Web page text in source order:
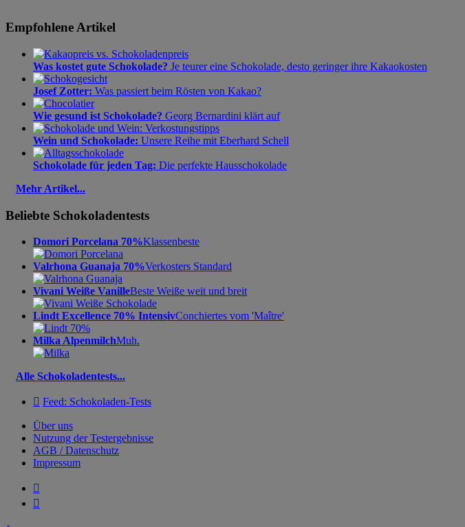
Empfohlene Artikel
Was kostet gute Schokolade? Je teurer eine Schokolade, desto geringer ihre Kakaokosten
Josef Zotter: Was passiert beim Rösten von Kakao?
Wie gesund ist Schokolade? Georg Bernardini klärt auf
Wein und Schokolade: Unsere Reihe mit Eberhard Schell
Schokolade für jeden Tag: Die perfekte Hausschokolade
Mehr Artikel...
Beliebte Schokoladentests
Domori Porcelana 70%Klassenbeste
Valrhona Guanaja 70%Verkosters Standard
Vivani Weiße VanilleBeste Weiße weit und breit
Lindt Excellence 70% IntensivConchiertes vom 'Maître'
Milka AlpenmilchMuh.
Alle Schokoladentests...
 Feed: Schokoladen-Tests
Über uns
Nutzung der Testergebnisse
AGB / Datenschutz
Impressum

